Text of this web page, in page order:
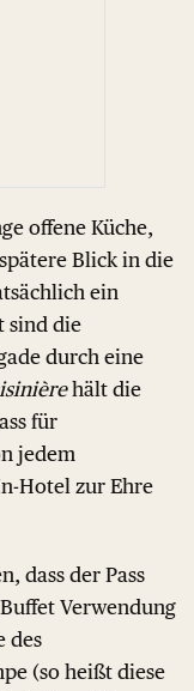
offene Küche,
Blick in die
ein
sind die
durch eine
hält die
für
jedem
Hotel zur Ehre
dass der Pass
Verwendung
des
(so heißt diese